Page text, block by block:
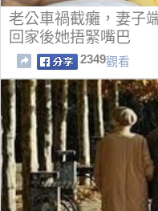
老公車禍截癱，妻子
回家後她捂緊嘴巴
2349觀看